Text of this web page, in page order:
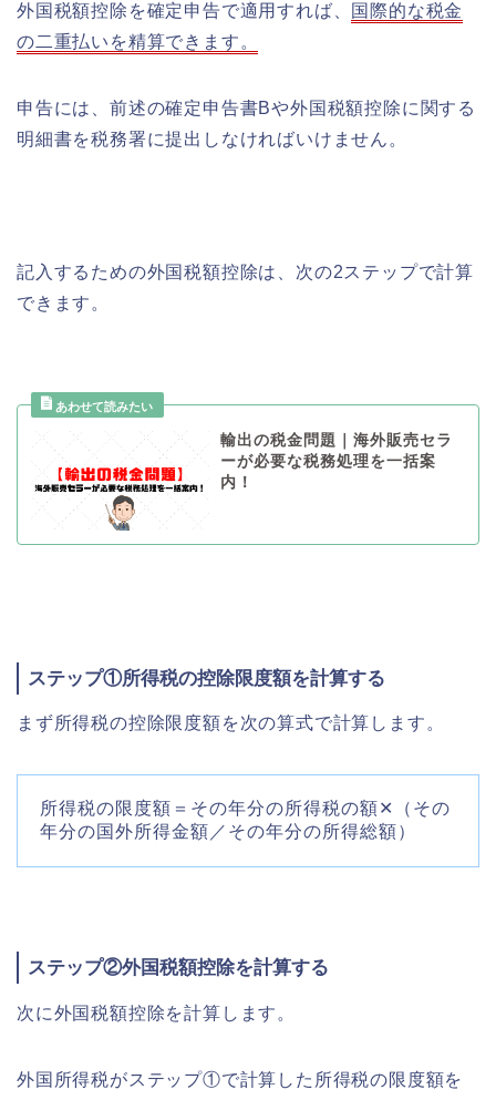
外国税額控除を確定申告で適用すれば、 国際的な税金
の二重払いを精算できます。
申告には、前述の確定申告書Bや外国税額控除に関する
明細書を税務署に提出しなければいけません。
記入するための外国税額控除は、次の2ステップで計算
できます。
輸出の税金問題｜海外販売セラ
ーが必要な税務処理を一括案
内！
ステップ①所得税の控除限度額を計算する
まず所得税の控除限度額を次の算式で計算します。
所得税の限度額＝その年分の所得税の額✕（その
年分の国外所得金額／その年分の所得総額）
ステップ②外国税額控除を計算する
次に外国税額控除を計算します。
外国所得税がステップ①で計算した所得税の限度額を